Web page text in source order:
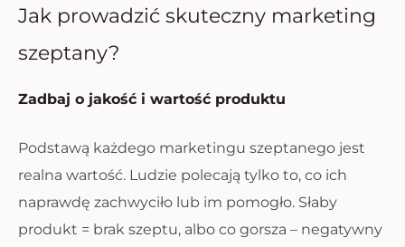
Jak prowadzić skuteczny marketing
szeptany?
Zadbaj o jakość i wartość produktu
Podstawą każdego marketingu szeptanego jest
realna wartość. Ludzie polecają tylko to, co ich
naprawdę zachwyciło lub im pomogło. Słaby
produkt = brak szeptu, albo co gorsza – negatywny